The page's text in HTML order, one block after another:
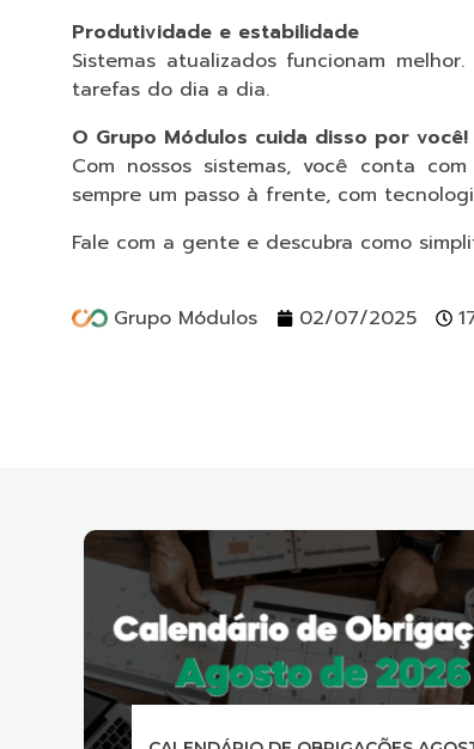
Produtividade e estabilidade
Sistemas atualizados funcionam
tarefas do dia a dia.
O Grupo Módulos cuida disso por você!
Com nossos sistemas, você conta
sempre um passo à frente, com
Fale com a gente e descubra como
Grupo Módulos 02/07/2025